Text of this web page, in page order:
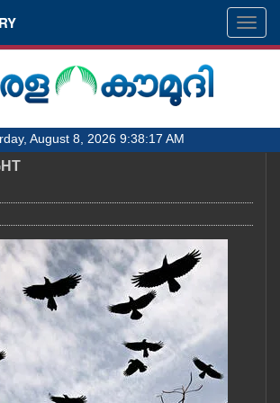
August 8, 2026 9:38:17 AM